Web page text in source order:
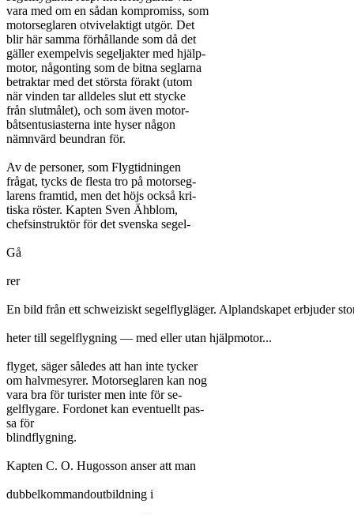
vara med om en sådan kompromiss, som
motorseglaren otvivelaktigt utgör. Det
blir här samma förhållande som då det
gäller exempelvis segeljakter med hjälp-
motor, någonting som de bitna seglarna
betraktar med det största förakt (utom
när vinden tar alldeles slut ett stycke
från slutmålet), och som även motor-
båtsentusiasterna inte hyser någon
nämnvärd beundran för.
Av de personer, som Flygtidningen
frågat, tycks de flesta tro på motorseg-
larens framtid, men det höjs också kri-
tiska röster. Kapten Sven Ähblom,
chefsinstruktör för det svenska segel-
Gå
rer
En bild från ett schweiziskt segelflygläger. Alplandskapet erbjuder
heter till segelflygning — med eller utan hjälpmotor...
flyget, säger således att han inte tycker
om halvmesyrer. Motorseglaren kan nog
vara bra för turister men inte för se-
gelflygare. Fordonet kan eventuellt pas-
sa för
blindflygning.
Kapten C. O. Hugosson anser att man
dubbelkommandoutbildning i